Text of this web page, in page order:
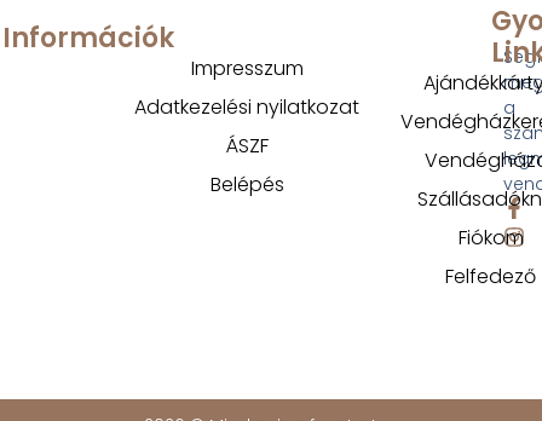
a
Fiókom
Felfedező
Információk
Impresszum
Adatkezelési nyilatkozat
ÁSZF
Belépés